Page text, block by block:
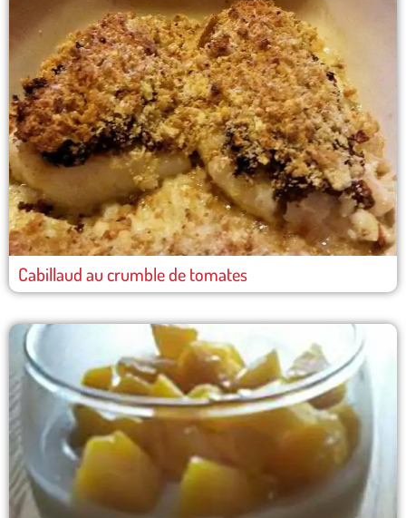
Cabillaud au crumble de tomates